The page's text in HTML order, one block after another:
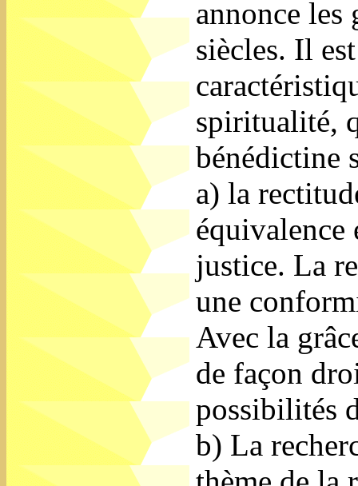
annonce
siècles. Il
spiritualité,
bénédictine
a) la
équivalence
justice. La
une
Avec la
de façon
possibilités
b) La